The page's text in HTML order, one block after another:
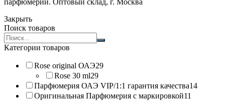
парфюмерии. Оптовый склад, г. Москва
Закрыть
Поиск товаров
Search
products:
Категории товаров
Rose original ОАЭ29
Rose 30 ml29
Парфюмерия ОАЭ VIP/1:1 гарантия качества14
Оригинальная Парфюмерия с маркировкой11